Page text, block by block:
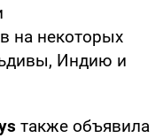
на некоторых
Индию и
также объявила